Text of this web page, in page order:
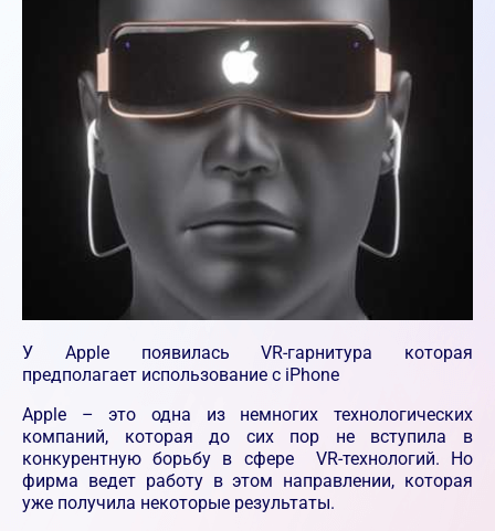
У Apple появилась VR-гарнитура которая
предполагает использование с iPhone
Apple – это одна из немногих технологических
компаний, которая до сих пор не вступила в
конкурентную борьбу в сфере VR-технологий. Но
фирма ведет работу в этом направлении, которая
уже получила некоторые результаты.